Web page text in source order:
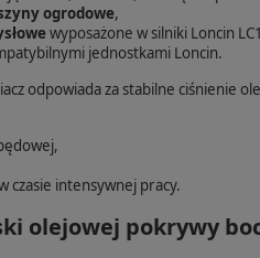
ogrodowe,
wyposażone w silniki Loncin
jednostkami Loncin.
odpowiada za stabilne ciśnienie
czasie intensywnej pracy.
olejowej pokrywy